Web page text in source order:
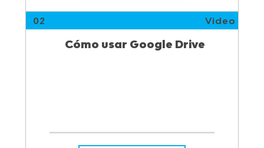
02 Video
Cómo usar Google Drive